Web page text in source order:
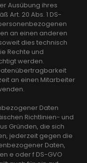
Ausübung ihres
Art. 20 Abs. 1 DS-
an einen anderen
dies technisch
Rechte und
werden.
an einen Mitarbeiter
Daten
Richtlinien- und
Gründen, die sich
jederzeit gegen die
Daten,
e oder f DS-GVO